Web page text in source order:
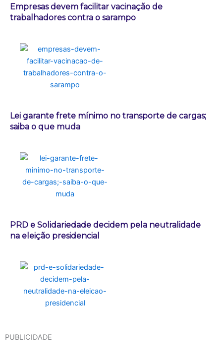
Empresas devem facilitar vacinação de
trabalhadores contra o sarampo
Lei garante frete mínimo no transporte de cargas;
saiba o que muda
PRD e Solidariedade decidem pela neutralidade
na eleição presidencial
PUBLICIDADE